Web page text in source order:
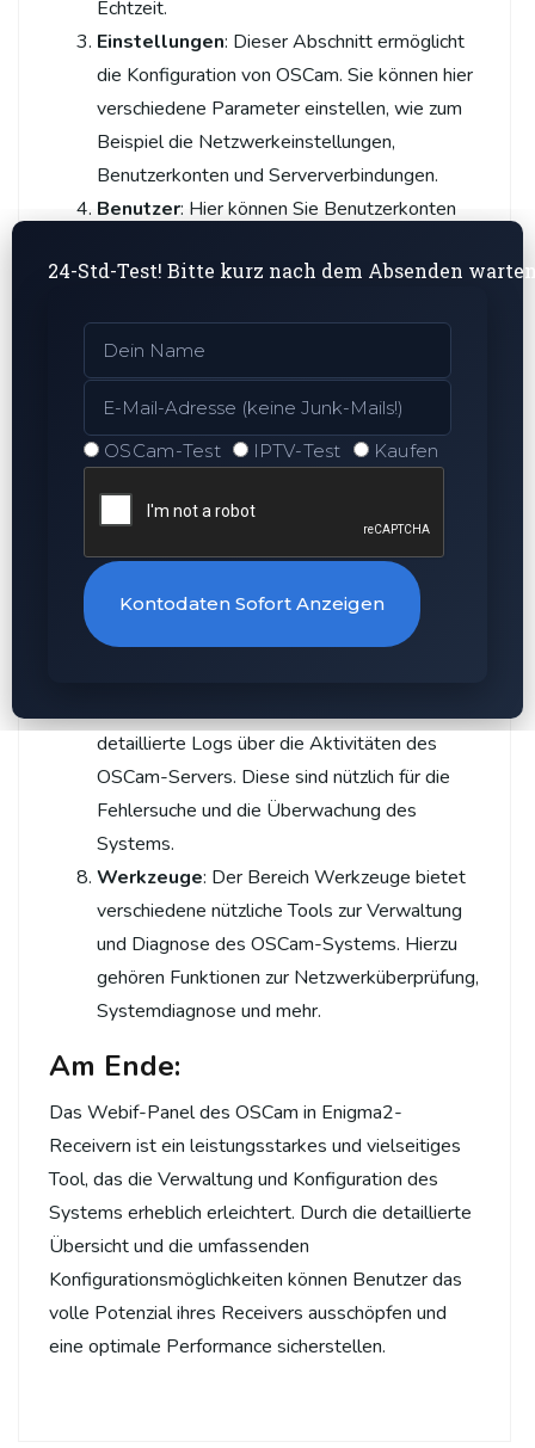
Echtzeit.
Einstellungen: Dieser Abschnitt ermöglicht
die Konfiguration von OSCam. Sie können hier
verschiedene Parameter einstellen, wie zum
Beispiel die Netzwerkeinstellungen,
Benutzerkonten und Serververbindungen.
Benutzer: Hier können Sie Benutzerkonten
hinzuzufügen, bestehende zu bearbeiten oder
verschiedene Benutzergruppen wird hier
vorgenommen.
Server: Der Server-Bereich erlaubt die
Verwaltung der verschiedenen Server, die mit
OSCam verbunden sind. Sie können neue
Server hinzufügen, bestehende konfigurieren
Leser
: Dieser Abschnitt ist für die Verwaltung
der Kartenleser zuständig. Sie können hier die
Einstellungen für verschiedene Kartenleser
detaillierte Logs über die Aktivitäten des
OSCam-Servers. Diese sind nützlich für die
Fehlersuche und die Überwachung des
Systems.
Werkzeuge: Der Bereich Werkzeuge bietet
verschiedene nützliche Tools zur Verwaltung
und Diagnose des OSCam-Systems. Hierzu
gehören Funktionen zur Netzwerküberprüfung,
Systemdiagnose und mehr.
Am Ende:
Das Webif-Panel des OSCam in Enigma2-
Receivern ist ein leistungsstarkes und vielseitiges
Tool, das die Verwaltung und Konfiguration des
Systems erheblich erleichtert. Durch die detaillierte
Übersicht und die umfassenden
Konfigurationsmöglichkeiten können Benutzer das
volle Potenzial ihres Receivers ausschöpfen und
eine optimale Performance sicherstellen.
24-Std-Test! Bitte kurz nach dem Absenden
OSCam-Test IPTV-Test Kaufen
Kontodaten Sofort Anzeigen